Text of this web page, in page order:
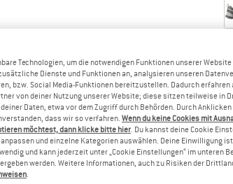
Technologien, um die notwendigen Funktionen unserer Website
Dienste und Funktionen an, analysieren unseren
bzw. Social Media-Funktionen bereitzustellen. Dadurch erfahren
von deiner Nutzung unserer Website; diese sitzen teilweise in
Daten, etwa vor dem Zugriff durch Behörden. Durch Anklicken
dass wir so verfahren. Wenn du keine Cookies mit
möchtest, dann klicke bitte hier. Du kannst deine Cookie
und einzelne Kategorien auswählen. Deine Einwilligung
und kann jederzeit unter „Cookie Einstellungen“ im unteren
werden. Weitere Informationen, auch zu Risiken der
.